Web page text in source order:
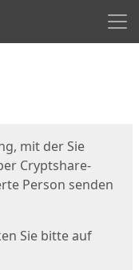
mit der Sie
Cryptshare-
Person senden
Sie bitte auf